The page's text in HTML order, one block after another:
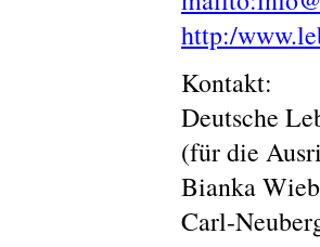
http:/
Kontakt:
Deutsche
(für die
Bianka
Carl-